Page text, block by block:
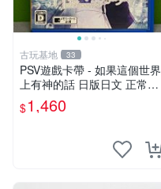
古玩基地 33
PSV遊戲卡帶 - 如果這個世界
上有神的話 日版日文 正常可
玩 神秘成色參考圖 售後不退
如果這是你想找的游戲 請先
$1,460